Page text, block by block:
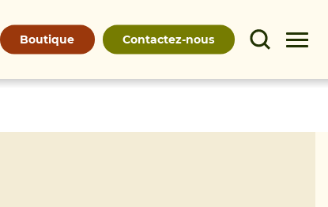
Boutique Contactez-nous